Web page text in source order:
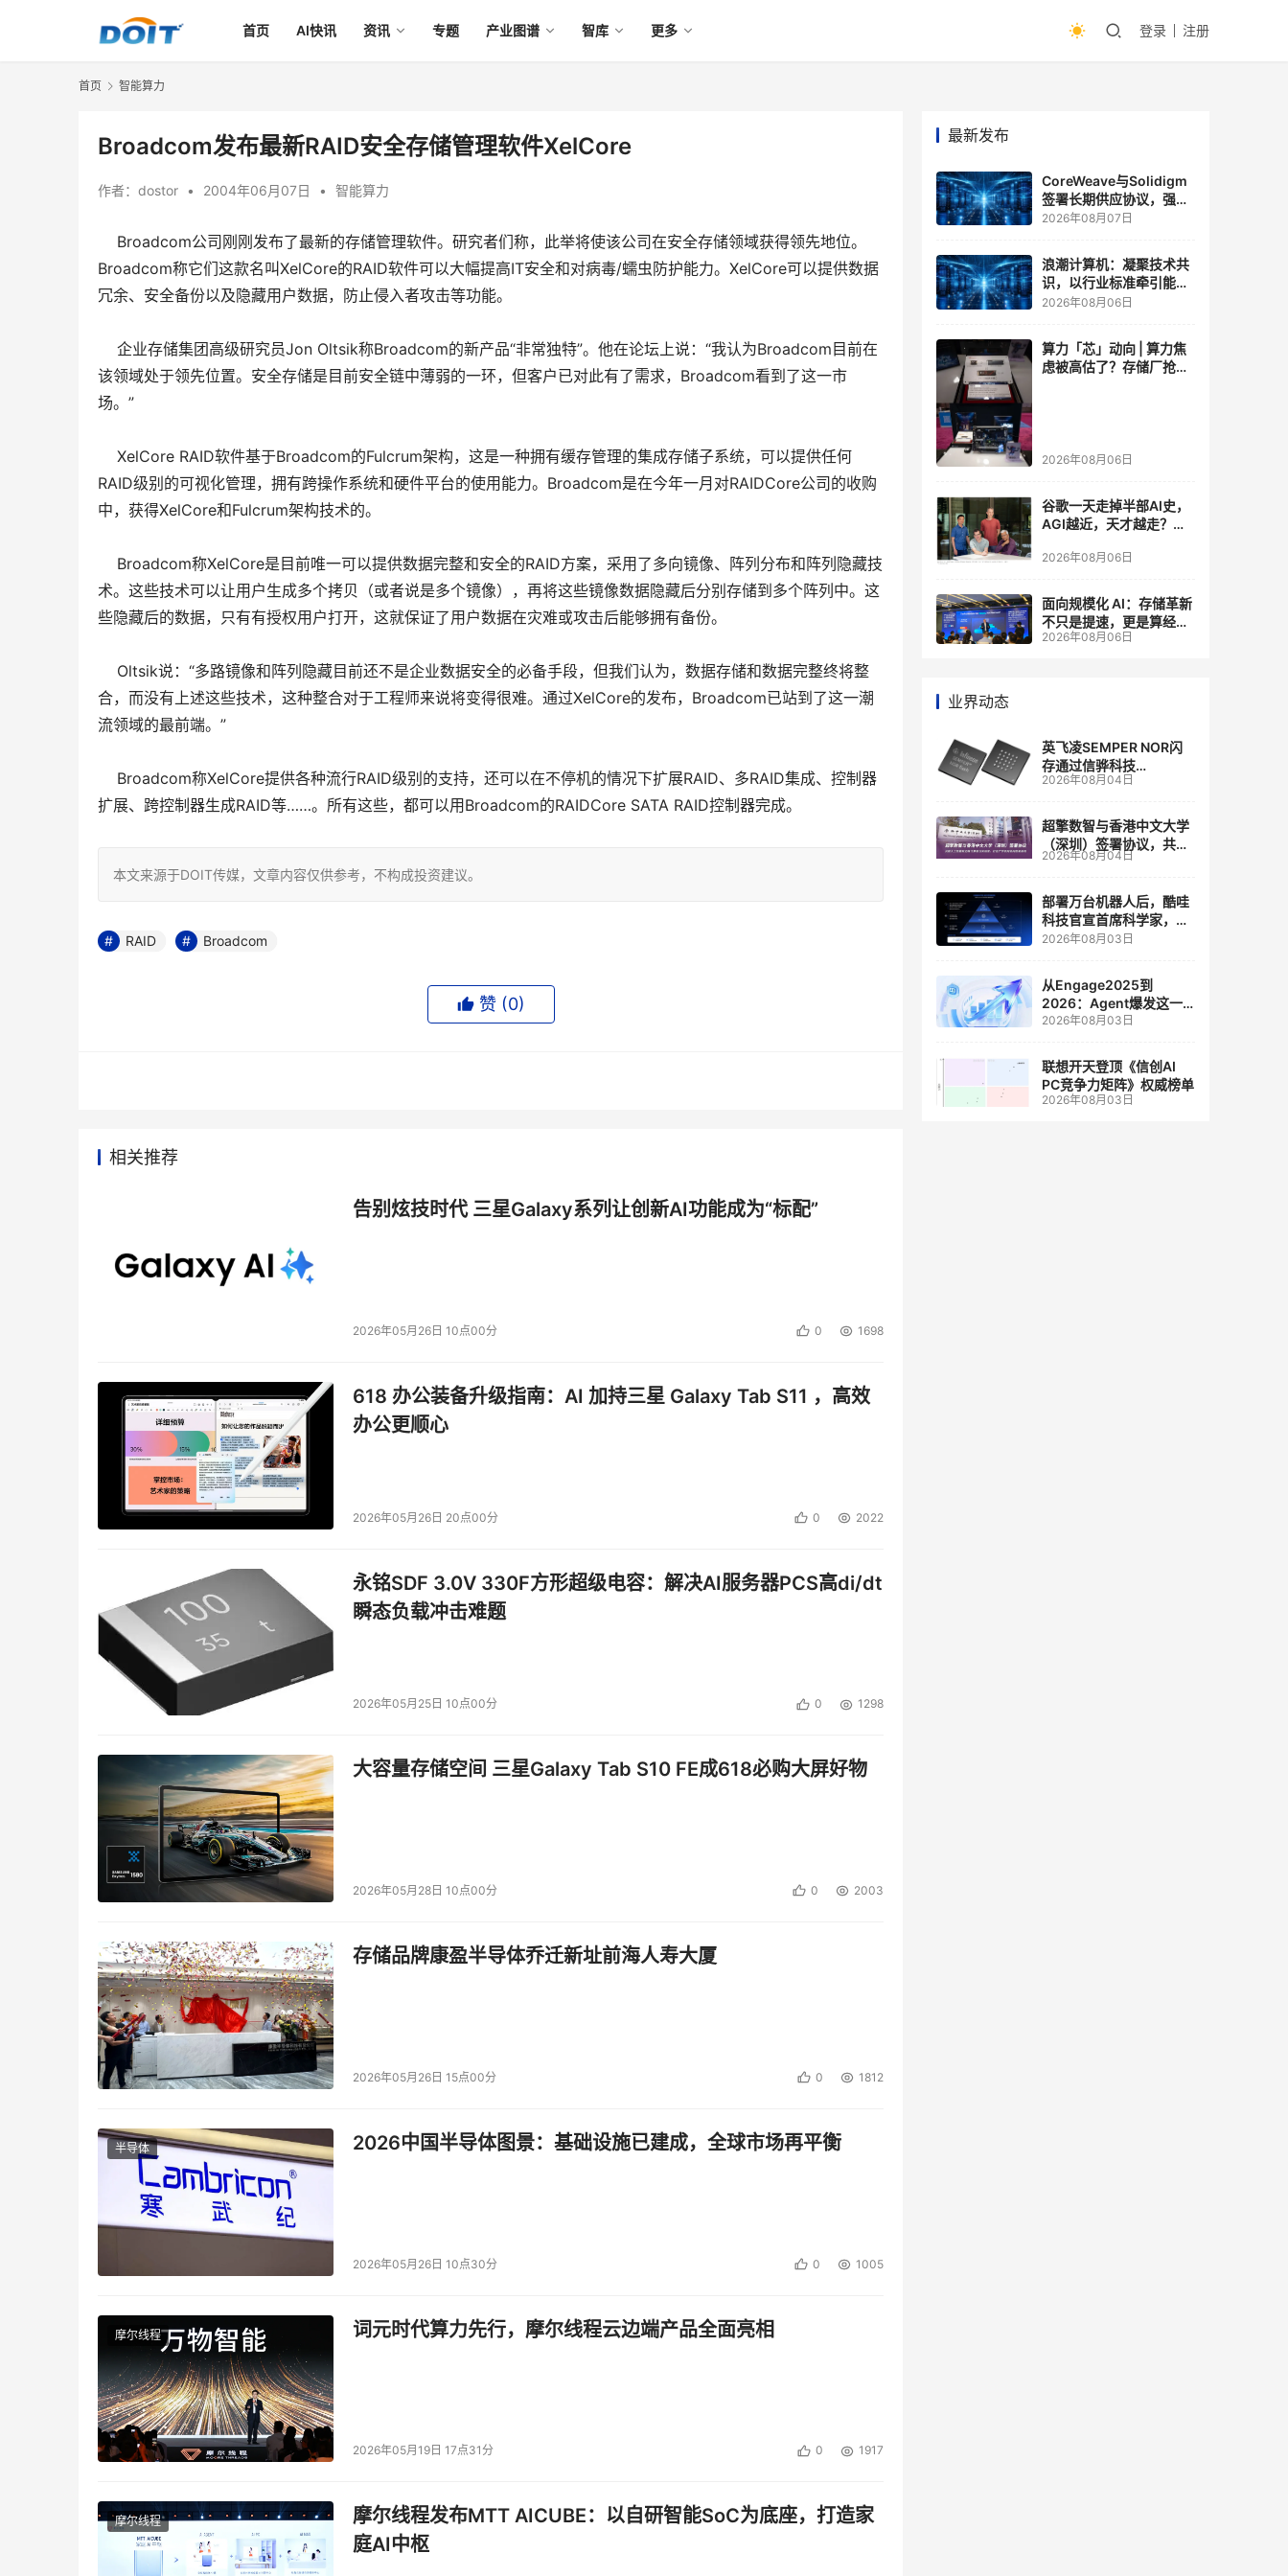
首页 AI快讯 资讯 专题 产业图谱 智库 更多 登录 注册
首页 智能算力
Broadcom发布最新RAID安全存储管理软件XelCore
作者： dostor • 2004年06月07日 • 智能算力
Broadcom公司刚刚发布了最新的存储管理软件。研究者们称，此举将使该公司在安全存储领域获得领先地位。
Broadcom称它们这款名叫XelCore的RAID软件可以大幅提高IT安全和对病毒/蠕虫防护能力。XelCore可以提供数据
冗余、安全备份以及隐藏用户数据，防止侵入者攻击等功能。
企业存储集团高级研究员Jon Oltsik称Broadcom的新产品“非常独特”。他在论坛上说：“我认为Broadcom目前在
该领域处于领先位置。安全存储是目前安全链中薄弱的一环，但客户已对此有了需求，Broadcom看到了这一市
场。”
XelCore RAID软件基于Broadcom的Fulcrum架构，这是一种拥有缓存管理的集成存储子系统，可以提供任何
RAID级别的可视化管理，拥有跨操作系统和硬件平台的使用能力。Broadcom是在今年一月对RAIDCore公司的收购
中，获得XelCore和Fulcrum架构技术的。
Broadcom称XelCore是目前唯一可以提供数据完整和安全的RAID方案，采用了多向镜像、阵列分布和阵列隐藏技
术。这些技术可以让用户生成多个拷贝（或者说是多个镜像），再将这些镜像数据隐藏后分别存储到多个阵列中。这
些隐藏后的数据，只有有授权用户打开，这就保证了用户数据在灾难或攻击后能够拥有备份。
Oltsik说：“多路镜像和阵列隐藏目前还不是企业数据安全的必备手段，但我们认为，数据存储和数据完整终将整
合，而没有上述这些技术，这种整合对于工程师来说将变得很难。通过XelCore的发布，Broadcom已站到了这一潮
流领域的最前端。”
Broadcom称XelCore提供各种流行RAID级别的支持，还可以在不停机的情况下扩展RAID、多RAID集成、控制器
扩展、跨控制器生成RAID等……。所有这些，都可以用Broadcom的RAIDCore SATA RAID控制器完成。
本文来源于DOIT传媒，文章内容仅供参考，不构成投资建议。
RAID Broadcom
赞 (0)
相关推荐
告别炫技时代 三星Galaxy系列让创新AI功能成为“标配”
2026年05月26日 10点00分 0 1698
618 办公装备升级指南：AI 加持三星 Galaxy Tab S11 ，高效
办公更顺心
2026年05月26日 20点00分 0 2022
永铭SDF 3.0V 330F方形超级电容：解决AI服务器PCS高di/dt
瞬态负载冲击难题
2026年05月25日 10点00分 0 1298
大容量存储空间 三星Galaxy Tab S10 FE成618必购大屏好物
2026年05月28日 10点00分 0 2003
存储品牌康盈半导体乔迁新址前海人寿大厦
2026年05月26日 15点00分 0 1812
半导体 2026中国半导体图景：基础设施已建成，全球市场再平衡
2026年05月26日 10点30分 0 1005
摩尔线程 词元时代算力先行，摩尔线程云边端产品全面亮相
2026年05月19日 17点31分 0 1917
摩尔线程
摩尔线程发布MTT AICUBE：以自研智能SoC为底座，打造家
庭AI中枢
最新发布
CoreWeave与Solidigm
签署长期供应协议，强化
一体化人工智能云平台
2026年08月07日
浪潮计算机：凝聚技术共
识，以行业标准牵引能力
跃升
2026年08月06日
算力「芯」动向 | 算力焦
虑被高估了？存储厂抢了
2026年08月06日
谷歌一天走掉半部AI史，
AGI越近，天才越走？大
自己的研发节奏
2026年08月06日
面向规模化 AI：存储革新
不只是提速，更是算经济
账
2026年08月06日
业界动态
英飞凌SEMPER NOR闪
存通过信骅科技
AST2700 BMC认证，全
管理
2026年08月04日
超擎数智与香港中文大学
（深圳）签署协议，共建
人工智能和边缘计算联合
2026年08月04日
部署万台机器人后，酷哇
科技官宣首席科学家，要
让世界模型交付生产力
2026年08月03日
从Engage2025到
2026：Agent爆发这一
年，AI CRM 走到哪了
2026年08月03日
联想开天登顶《信创AI
PC竞争力矩阵》权威榜单
2026年08月03日